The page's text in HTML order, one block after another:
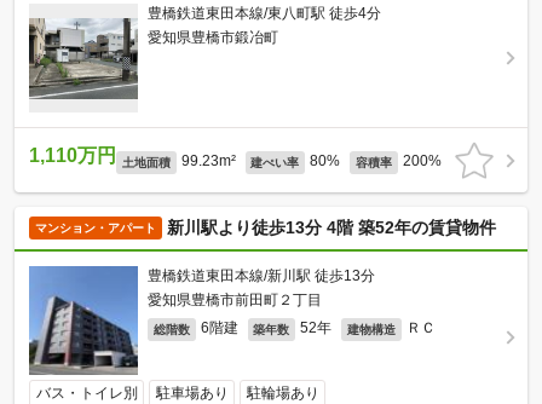
豊橋鉄道東田本線/東八町駅 徒歩4分
愛知県豊橋市鍛冶町
1,110万円 土地面積 99.23m² 建ぺい率 80% 容積率 200%
マンション・アパート 新川駅より徒歩13分 4階 築52年の賃貸物件
豊橋鉄道東田本線/新川駅 徒歩13分
愛知県豊橋市前田町２丁目
総階数 6階建 築年数 52年 建物構造 ＲＣ
バス・トイレ別 駐車場あり 駐輪場あり